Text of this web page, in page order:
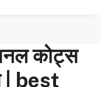
कोट्स
| best